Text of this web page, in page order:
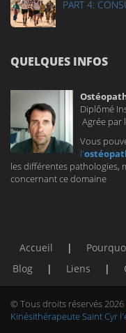
PART 4:
QUELQUES INFOS
Diplômé
Agrée par
Vous
l'
les différentes pathologies,
concernant ce domaine
Accueil
Blog
Liens
© Tous droits réservés 2026
Kinésithérapeute Saint Cyr